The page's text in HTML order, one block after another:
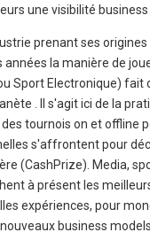
une visibilité
prenant ses
années la manière de
Sport Electronique) fait
. Il s'agit ici de la
tournois on et offline
s'affrontent pour
(CashPrize). Media,
à présent les
expériences, pour
business